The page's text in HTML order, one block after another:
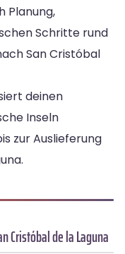
Planung,
Schritte rund
San Cristóbal
deinen
Inseln
zur Auslieferung
Cristóbal de la Laguna